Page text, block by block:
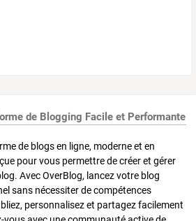
de Blogging Facile et Performante
de blogs en ligne, moderne et en
pour vous permettre de créer et gérer
Avec OverBlog, lancez votre blog
sans nécessiter de compétences
personnalisez et partagez facilement